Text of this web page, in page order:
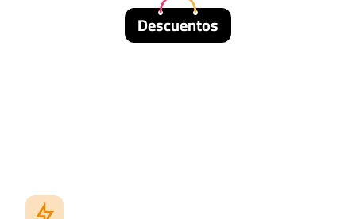
Descuentos